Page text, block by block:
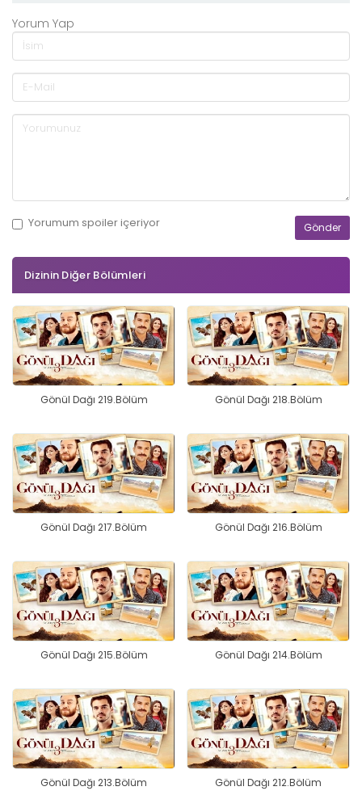
Yorum Yap
Yorumum spoileriçeriyor
Dizinin Diğer Bölümleri
Gönül Dağı 219.Bölüm Gönül Dağı 218.Bölüm
Gönül Dağı 217.Bölüm Gönül Dağı 216.Bölüm
Gönül Dağı 215.Bölüm Gönül Dağı 214.Bölüm
Gönül Dağı 213.Bölüm Gönül Dağı 212.Bölüm